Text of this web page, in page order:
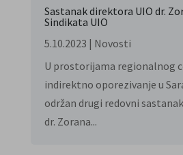
Sastanak direktora UIO dr.
Sindikata UIO
5.10.2023 | Novosti
U prostorijama regionalnog
indirektno oporezivanje u
održan drugi redovni
dr. Zorana...